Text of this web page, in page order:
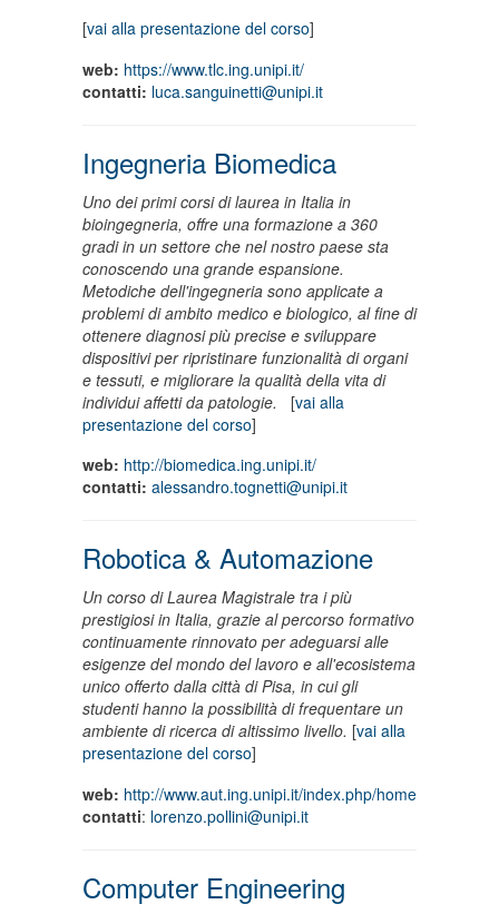
[vai alla presentazione del corso]
web: https://www.tlc.ing.unipi.it/
contatti: luca.sanguinetti@unipi.it
Ingegneria Biomedica
Uno dei primi corsi di laurea in Italia in
bioingegneria, offre una formazione a 360
gradi in un settore che nel nostro paese sta
conoscendo una grande espansione.
Metodiche dell'ingegneria sono applicate a
problemi di ambito medico e biologico, al fine di
ottenere diagnosi più precise e sviluppare
dispositivi per ripristinare funzionalità di organi
e tessuti, e migliorare la qualità della vita di
individui affetti da patologie.
[vai alla
presentazione del corso]
web: http://biomedica.ing.unipi.it/
contatti: alessandro.tognetti@unipi.it
Robotica & Automazione
Un corso di Laurea Magistrale tra i più
prestigiosi in Italia, grazie al percorso formativo
continuamente rinnovato per adeguarsi alle
esigenze del mondo del lavoro e all'ecosistema
unico offerto dalla città di Pisa, in cui gli
studenti hanno la possibilità di frequentare un
ambiente di ricerca di altissimo livello. [vai alla
presentazione del corso]
web: http://www.aut.ing.unipi.it/index.php/home
contatti: lorenzo.pollini@unipi.it
Computer Engineering